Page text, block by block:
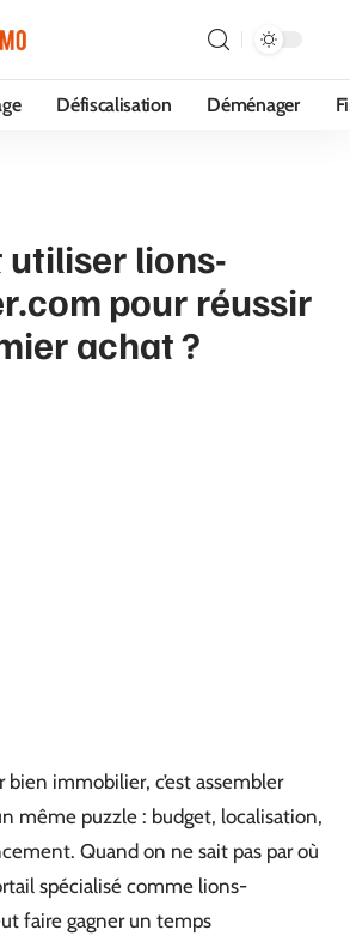
Défiscalisation Déménager
utiliser lions-
pour réussir
achat ?
immobilier, c’est assembler
même puzzle : budget, localisation,
Quand on ne sait pas par où
spécialisé comme lions-
faire gagner un temps